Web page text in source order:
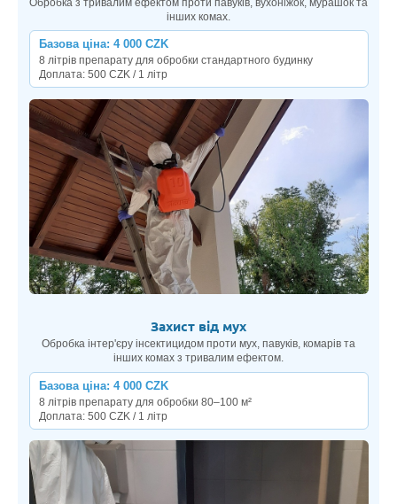
Обробка з тривалим ефектом проти павуків, вухоніжок, мурашок та
інших комах.
Базова ціна: 4 000 CZK
8 літрів препарату для обробки стандартного будинку
Доплата: 500 CZK / 1 літр
Захист від мух
Обробка інтер'єру інсектицидом проти мух, павуків, комарів та
інших комах з тривалим ефектом.
Базова ціна: 4 000 CZK
8 літрів препарату для обробки 80–100 м²
Доплата: 500 CZK / 1 літр